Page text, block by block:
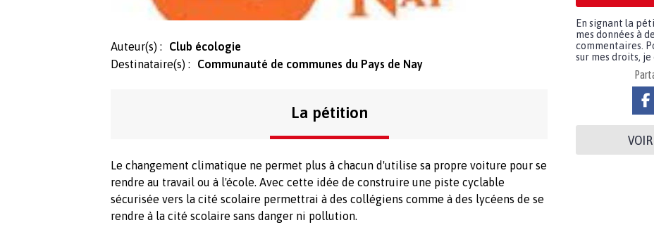
Auteur(s) :
Club écologie
Destinataire(s) :
Communauté de communes du Pays de Nay
La pétition
Le changement climatique ne permet plus à chacun d'utilise sa propre voiture pour se
rendre au travail ou à l'école. Avec cette idée de construire une piste cyclable
sécurisée vers la cité scolaire permettrai à des collégiens comme à des lycéens de se
rendre à la cité scolaire sans danger ni pollution.
En signant la
mes données à
commentaires.
sur mes droits, je